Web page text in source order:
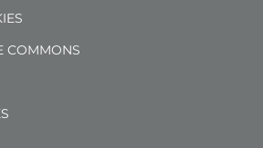
COMMONS